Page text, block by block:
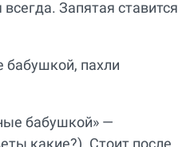
Запятая ставится
пахли
бабушкой» —